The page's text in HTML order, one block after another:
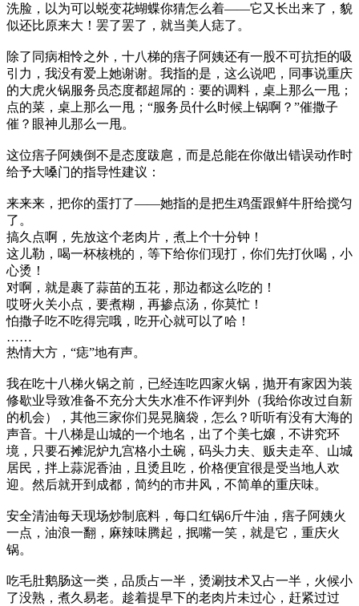
洗脸，以为可以蜕变花蝴蝶你猜怎么着——它又长出来了，貌
似还比原来大！罢了罢了，就当美人痣了。
除了同病相怜之外，十八梯的痦子阿姨还有一股不可抗拒的吸
引力，我没有爱上她谢谢。我指的是，这么说吧，同事说重庆
的大虎火锅服务员态度都超屌的：要的调料，桌上那么一甩；
点的菜，桌上那么一甩；“服务员什么时候上锅啊？”催撒子
催？眼神儿那么一甩。
这位痦子阿姨倒不是态度跋扈，而是总能在你做出错误动作时
给予大嗓门的指导性建议：
来来来，把你的蛋打了——她指的是把生鸡蛋跟鲜牛肝给搅匀
了。
搞久点啊，先放这个老肉片，煮上个十分钟！
这儿勒，喝一杯核桃的，等下给你们现打，你们先打伙喝，小
心烫！
对啊，就是裹了蒜苗的五花，那边都这么吃的！
哎呀火关小点，要煮糊，再掺点汤，你莫忙！
怕撒子吃不吃得完哦，吃开心就可以了哈！
……
热情大方，“痣”地有声。
我在吃十八梯火锅之前，已经连吃四家火锅，抛开有家因为装
修歇业导致准备不充分大失水准不作评判外（我给你改过自新
的机会），其他三家你们晃晃脑袋，怎么？听听有没有大海的
声音。十八梯是山城的一个地名，出了个美七嬢，不讲究环
境，只要石摊泥炉九宫格小土碗，码头力夫、贩夫走卒、山城
居民，拌上蒜泥香油，且烫且吃，价格便宜很是受当地人欢
迎。然后就开到成都，简约的市井风，不简单的重庆味。
安全清油每天现场炒制底料，每口红锅6斤牛油，痦子阿姨火
一点，油浪一翻，麻辣味腾起，抿嘴一笑，就是它，重庆火
锅。
吃毛肚鹅肠这一类，品质占一半，烫涮技术又占一半，火候小
了没熟，煮久易老。趁着提早下的老肉片未过心，赶紧过过